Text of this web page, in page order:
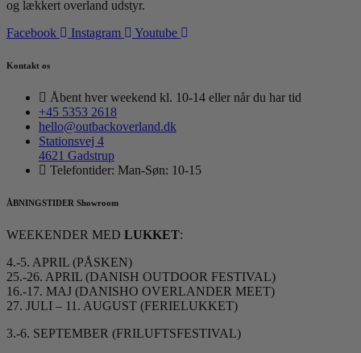
og lækkert overland udstyr.
Facebook
Instagram Youtube
Kontakt os
Åbent hver weekend kl. 10-14 eller når du har tid
+45 5353 2618
hello@outbackoverland.dk
Stationsvej 4
4621 Gadstrup
Telefontider: Man-Søn: 10-15
ÅBNINGSTIDER Showroom
WEEKENDER MED LUKKET:
4.-5. APRIL (PÅSKEN)
25.-26. APRIL (DANISH OUTDOOR FESTIVAL)
16.-17. MAJ (DANISHO OVERLANDER MEET)
27. JULI – 11. AUGUST (FERIELUKKET)
3.-6. SEPTEMBER (FRILUFTSFESTIVAL)